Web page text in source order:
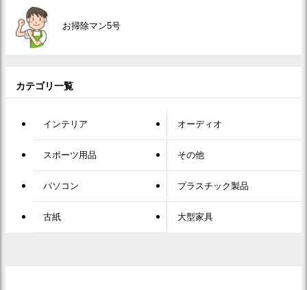
お掃除マン5号
カテゴリ一覧
インテリア オーディオ
スポーツ用品 その他
パソコン プラスチック製品
古紙 大型家具